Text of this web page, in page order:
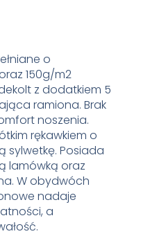
o
150g/m2
z dodatkiem 5
ramiona. Brak
noszenia.
rękawkiem o
sylwetkę. Posiada
lamówką oraz
W obydwóch
nadaje
a